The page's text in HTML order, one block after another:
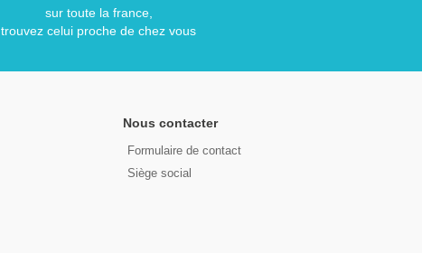
sur toute la france,
trouvez celui proche de chez vous
Nous contacter
Formulaire de contact
Siège social